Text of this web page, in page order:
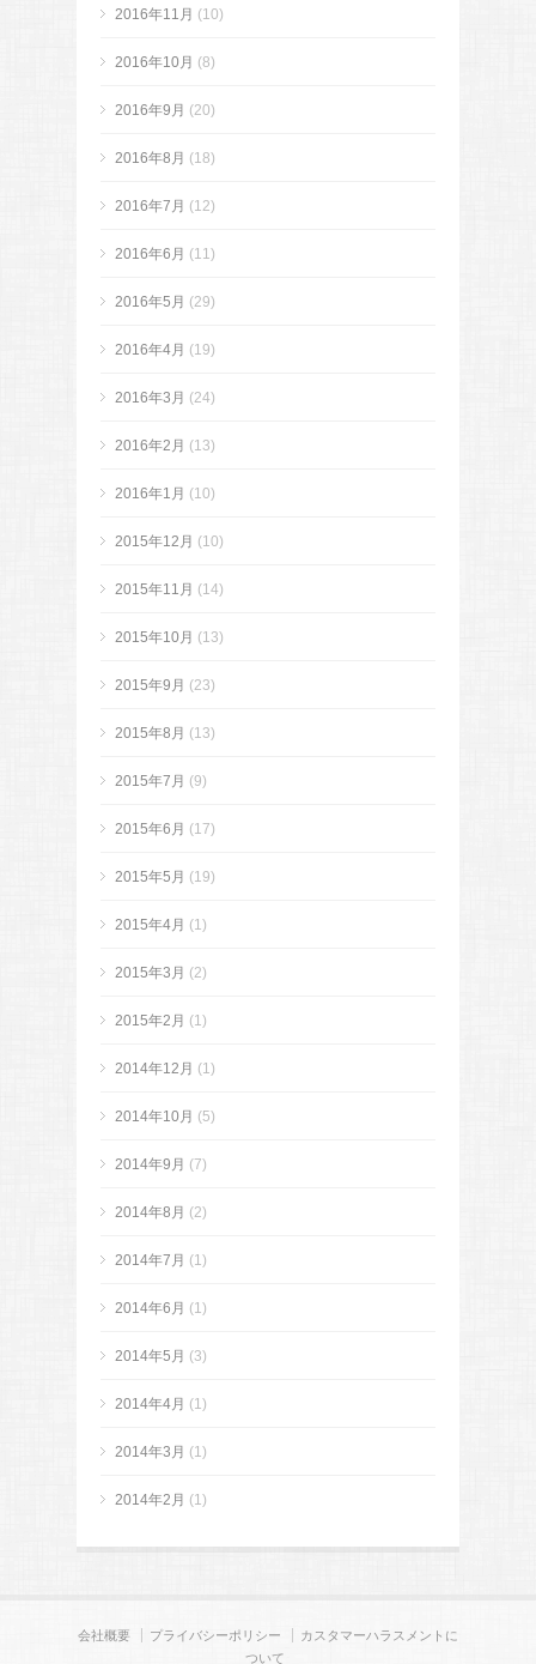
2016年11月 (10)
2016年10月 (8)
2016年9月 (20)
2016年8月 (18)
2016年7月 (12)
2016年6月 (11)
2016年5月 (29)
2016年4月 (19)
2016年3月 (24)
2016年2月 (13)
2016年1月 (10)
2015年12月 (10)
2015年11月 (14)
2015年10月 (13)
2015年9月 (23)
2015年8月 (13)
2015年7月 (9)
2015年6月 (17)
2015年5月 (19)
2015年4月 (1)
2015年3月 (2)
2015年2月 (1)
2014年12月 (1)
2014年10月 (5)
2014年9月 (7)
2014年8月 (2)
2014年7月 (1)
2014年6月 (1)
2014年5月 (3)
2014年4月 (1)
2014年3月 (1)
2014年2月 (1)
会社概要 プライバシーポリシー
カスタマーハラスメントに
ついて